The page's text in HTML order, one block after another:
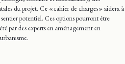
du projet. Ce « cahier de charges » aidera à
potentiel. Ces options pourront être
par des experts en aménagement en